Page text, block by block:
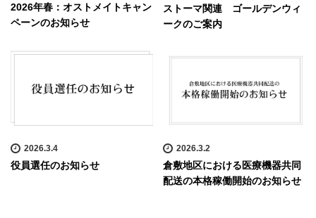
2026年春：オストメイトキャン
ペーンのお知らせ
ストーマ関連 ゴールデンウィ
ークのご案内
2026.3.4
役員選任のお知らせ
2026.3.2
倉敷地区における医療機器共同
配送の本格稼働開始のお知らせ